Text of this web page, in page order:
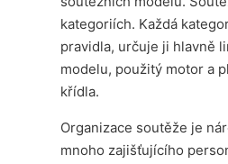
kategoriích. Každá
pravidla, určuje ji hlavně
modelu, použitý motor a
křídla.
Organizace soutěže je
mnoho zajišťujícího